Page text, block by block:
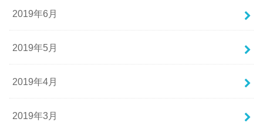
2019年6月
2019年5月
2019年4月
2019年3月